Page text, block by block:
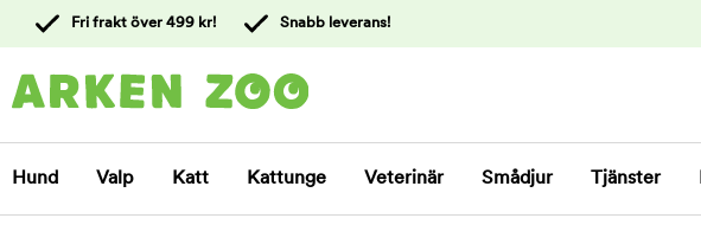
kundtjänst
Fri frakt över 499 kr! Snabb leverans!
Hund Valp Katt Kattunge Veterinär Smådjur Tjänster